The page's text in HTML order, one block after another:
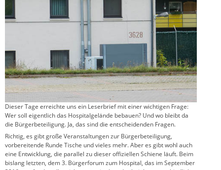
Dieser Tage erreichte uns ein Leserbrief mit einer wichtigen Frage:
Wer soll eigentlich das Hospitalgelände bebauen? Und wo bleibt da
die Bürgerbeteiligung. Ja, das sind die entscheidenden Fragen.
Richtig, es gibt große Veranstaltungen zur Bürgerbeteiligung,
vorbereitende Runde Tische und vieles mehr. Aber es gibt wohl auch
eine Entwicklung, die parallel zu dieser offiziellen Schiene läuft. Beim
bislang letzten, dem 3. Bürgerforum zum Hospital, das im September